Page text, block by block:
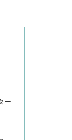
ー